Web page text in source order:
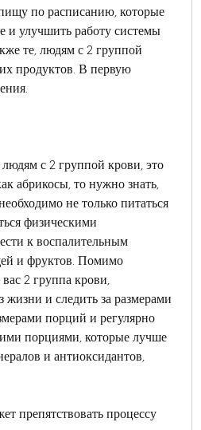
по расписанию, которые
и улучшить работу системы
те, людям с 2 группой
продуктов. В первую
с 2 группой крови, это
абрикосы, то нужно знать,
не только питаться
физическими
к воспалительным
и фруктов. Помимо
2 группа крови,
и следить за размерами
порций и регулярно
порциями, которые лучше
и антиоксидантов,
препятствовать процессу